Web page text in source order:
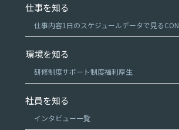
仕事を知る
仕事内容1日のスケジュールデータで見るCON
環境を知る
研修制度サポート制度福利厚生
社員を知る
インタビュー一覧